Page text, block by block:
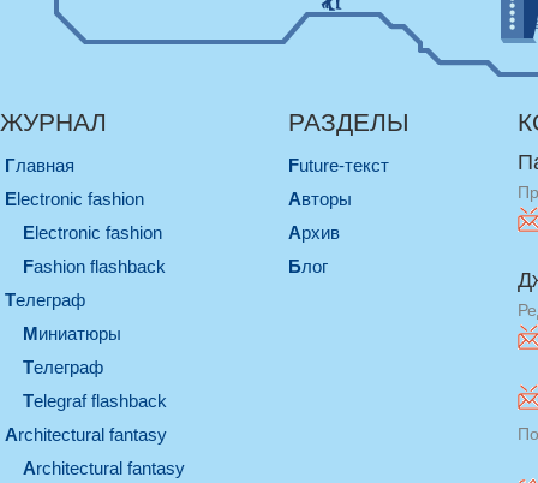
ЖУРНАЛ
Главная
electronic fashion
electronic fashion
Fashion flashback
телеграф
миниатюры
телеграф
Telegraf flashback
architectural fantasy
architectural fantasy
РАЗДЕЛЫ
Future-текст
Авторы
Архив
Блог